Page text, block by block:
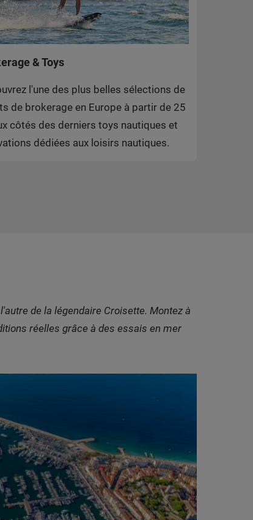
& Toys
l'une des plus belles sélections de
de brokerage en Europe à partir de 25
côtés des derniers toys nautiques et
dédiées aux loisirs nautiques.
de la légendaire Croisette. Montez à
réelles grâce à des essais en mer